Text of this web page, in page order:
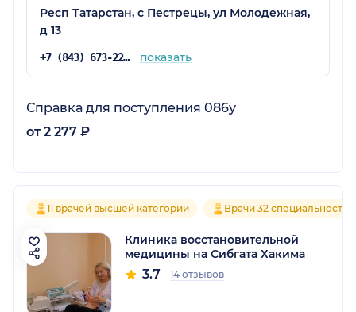
Респ Татарстан, с Пестрецы, ул Молодежная,
д 13
+7 (843) 673-22-49 показать
Справка для поступления 086у
от 2 277 ₽
11 врачей высшей категории Врачи 32 специальностей
Клиника восстановительной
медицины на Сибгата Хакима
3.7 14 отзывов